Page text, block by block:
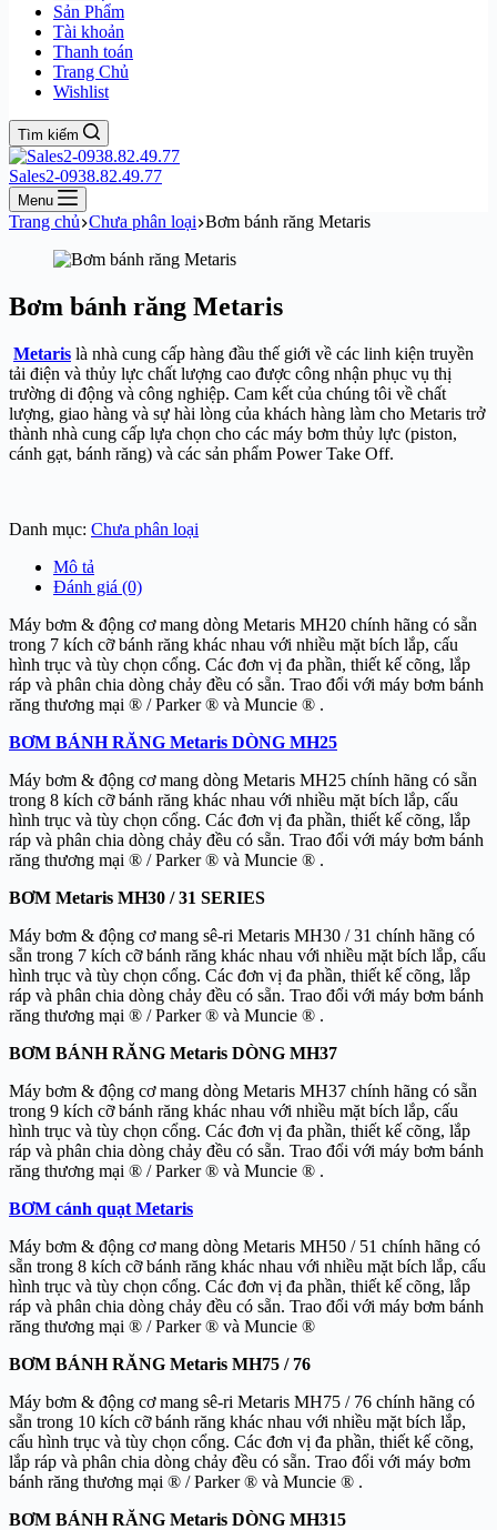
Sản Phẩm
Tài khoản
Thanh toán
Trang Chủ
Wishlist
Tìm kiếm
Sales2-0938.82.49.77
Menu
Trang chủ Chưa phân loại Bơm bánh răng Metaris
Bơm bánh răng Metaris
Metaris là nhà cung cấp hàng đầu thế giới về các linh kiện truyền
tải điện và thủy lực chất lượng cao được công nhận phục vụ thị
trường di động và công nghiệp. Cam kết của chúng tôi về chất
lượng, giao hàng và sự hài lòng của khách hàng làm cho Metaris trở
thành nhà cung cấp lựa chọn cho các máy bơm thủy lực (piston,
cánh gạt, bánh răng) và các sản phẩm Power Take Off.
Danh mục: Chưa phân loại
Mô tả
Đánh giá (0)
Máy bơm & động cơ mang dòng Metaris MH20 chính hãng có sẵn
trong 7 kích cỡ bánh răng khác nhau với nhiều mặt bích lắp, cấu
hình trục và tùy chọn cổng. Các đơn vị đa phần, thiết kế cõng, lắp
ráp và phân chia dòng chảy đều có sẵn. Trao đổi với máy bơm bánh
răng thương mại ® / Parker ® và Muncie ® .
BƠM BÁNH RĂNG Metaris DÒNG MH25
Máy bơm & động cơ mang dòng Metaris MH25 chính hãng có sẵn
trong 8 kích cỡ bánh răng khác nhau với nhiều mặt bích lắp, cấu
hình trục và tùy chọn cổng. Các đơn vị đa phần, thiết kế cõng, lắp
ráp và phân chia dòng chảy đều có sẵn. Trao đổi với máy bơm bánh
răng thương mại ® / Parker ® và Muncie ® .
BƠM Metaris MH30 / 31 SERIES
Máy bơm & động cơ mang sê-ri Metaris MH30 / 31 chính hãng có
sẵn trong 7 kích cỡ bánh răng khác nhau với nhiều mặt bích lắp, cấu
hình trục và tùy chọn cổng. Các đơn vị đa phần, thiết kế cõng, lắp
ráp và phân chia dòng chảy đều có sẵn. Trao đổi với máy bơm bánh
răng thương mại ® / Parker ® và Muncie ® .
BƠM BÁNH RĂNG Metaris DÒNG MH37
Máy bơm & động cơ mang dòng Metaris MH37 chính hãng có sẵn
trong 9 kích cỡ bánh răng khác nhau với nhiều mặt bích lắp, cấu
hình trục và tùy chọn cổng. Các đơn vị đa phần, thiết kế cõng, lắp
ráp và phân chia dòng chảy đều có sẵn. Trao đổi với máy bơm bánh
răng thương mại ® / Parker ® và Muncie ® .
BƠM cánh quạt Metaris
Máy bơm & động cơ mang dòng Metaris MH50 / 51 chính hãng có
sẵn trong 8 kích cỡ bánh răng khác nhau với nhiều mặt bích lắp, cấu
hình trục và tùy chọn cổng. Các đơn vị đa phần, thiết kế cõng, lắp
ráp và phân chia dòng chảy đều có sẵn. Trao đổi với máy bơm bánh
răng thương mại ® / Parker ® và Muncie ®
BƠM BÁNH RĂNG Metaris MH75 / 76
Máy bơm & động cơ mang sê-ri Metaris MH75 / 76 chính hãng có
sẵn trong 10 kích cỡ bánh răng khác nhau với nhiều mặt bích lắp,
cấu hình trục và tùy chọn cổng. Các đơn vị đa phần, thiết kế cõng,
lắp ráp và phân chia dòng chảy đều có sẵn. Trao đổi với máy bơm
bánh răng thương mại ® / Parker ® và Muncie ® .
BƠM BÁNH RĂNG Metaris DÒNG MH315